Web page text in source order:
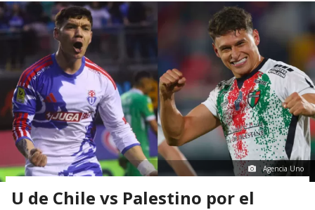
Agencia Uno
U de Chile vs Palestino por el